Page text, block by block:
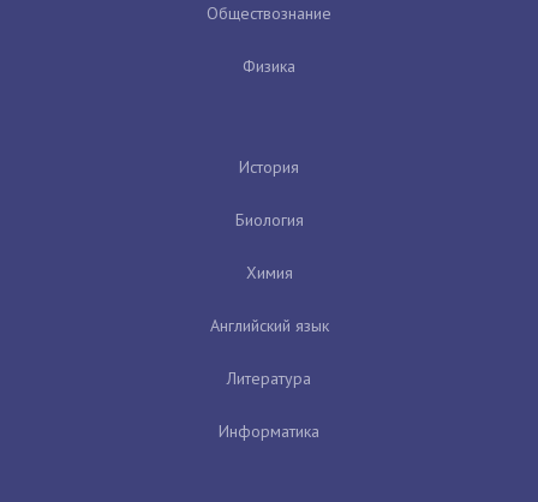
Обществознание
Физика
История
Биология
Химия
Английский язык
Литература
Информатика